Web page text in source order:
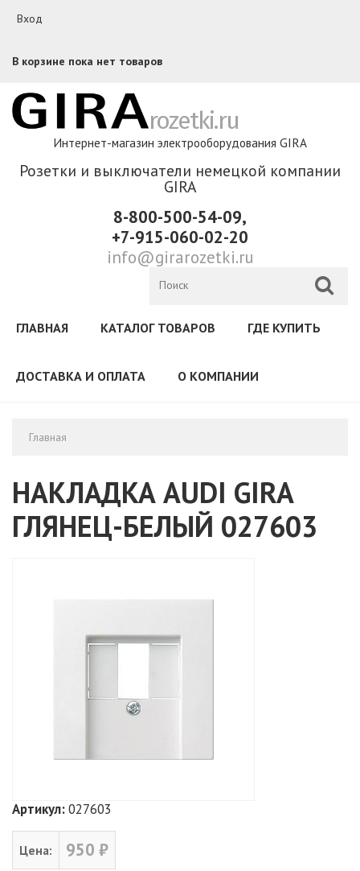
Вход
В корзине пока нет товаров
rozetki.ru
Интернет-магазин электрооборудования GIRA
Розетки и выключатели немецкой компании
GIRA
8-800-500-54-09,
+7-915-060-02-20
info@girarozetki.ru
ГЛАВНАЯ КАТАЛОГ ТОВАРОВ ГДЕ КУПИТЬ
ДОСТАВКА И ОПЛАТА О КОМПАНИИ
Главная
НАКЛАДКА AUDI GIRA
ГЛЯНЕЦ-БЕЛЫЙ 027603
Артикул:027603
Цена: 950 ₽